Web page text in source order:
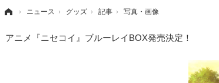
› ニュース › グッズ › 記事 › 写真・画像
アニメ『ニセコイ』ブルーレイBOX発売決定！